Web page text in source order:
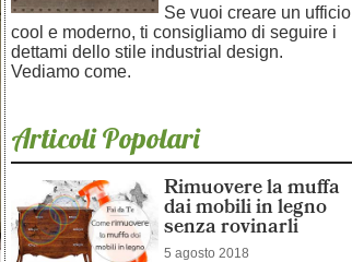
Se vuoi creare un ufficio
cool e moderno, ti consigliamo di seguire i
dettami dello stile industrial design.
Vediamo come.
Articoli Popolari
Rimuovere la muffa
dai mobili in legno
senza rovinarli
5 agosto 2018